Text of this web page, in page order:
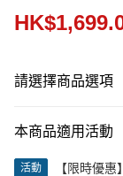
請選擇商品選項
本商品適用活動
活動
【限時優